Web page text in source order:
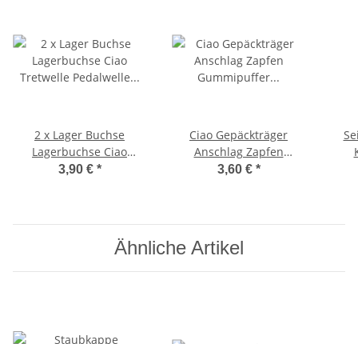
2 x Lager Buchse
Lagerbuchse Ciao
Tretwelle Pedalwelle
3,90 € *
Ciao Gepäckträger
Anschlag Zapfen
Gummipuffer
3,60 € *
Ähnliche Artikel